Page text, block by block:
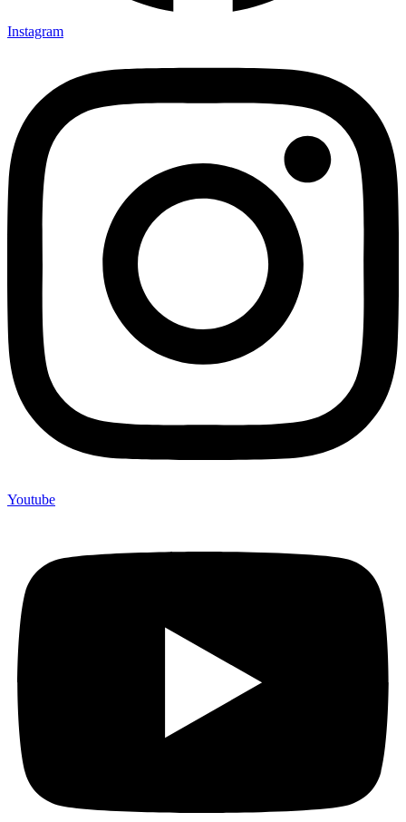
Instagram
Youtube